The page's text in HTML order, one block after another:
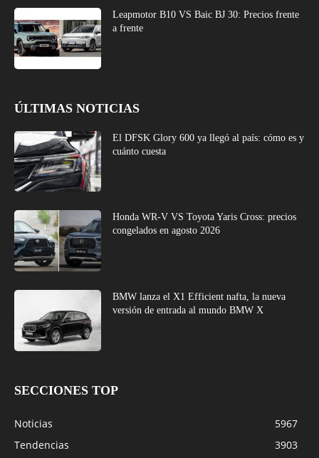
Leapmotor B10 VS Baic BJ 30: Precios frente
a frente
ÚLTIMAS NOTICIAS
El DFSK Glory 600 ya llegó al país: cómo es y
cuánto cuesta
Honda WR-V VS Toyota Yaris Cross: precios
congelados en agosto 2026
BMW lanza el X1 Efficient nafta, la nueva
versión de entrada al mundo BMW X
SECCIONES TOP
Noticias
5967
Tendencias
3903